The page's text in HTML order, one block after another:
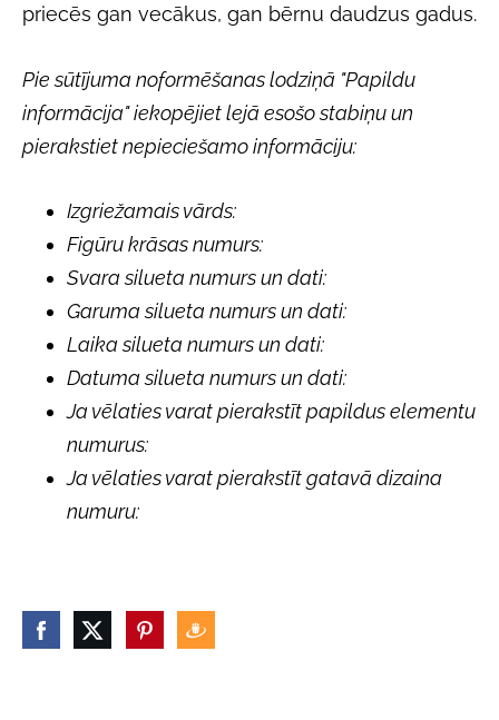
priecēs gan vecākus, gan bērnu daudzus gadus.
Pie sūtījuma noformēšanas lodziņā "Papildu
informācija" iekopējiet lejā esošo stabiņu un
pierakstiet nepieciešamo informāciju:
Izgriežamais vārds:
Figūru krāsas numurs:
Svara silueta numurs un dati:
Garuma silueta numurs un dati:
Laika silueta numurs un dati:
Datuma silueta numurs un dati:
Ja vēlaties varat pierakstīt papildus elementu
numurus:
Ja vēlaties varat pierakstīt gatavā dizaina
numuru: